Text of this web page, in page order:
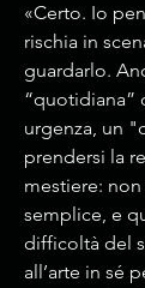
«Certo. Io
rischia in
guardarlo.
“quotidiana”
urgenza, un
prendersi la
mestiere:
semplice, e
difficoltà del
all’arte in sé